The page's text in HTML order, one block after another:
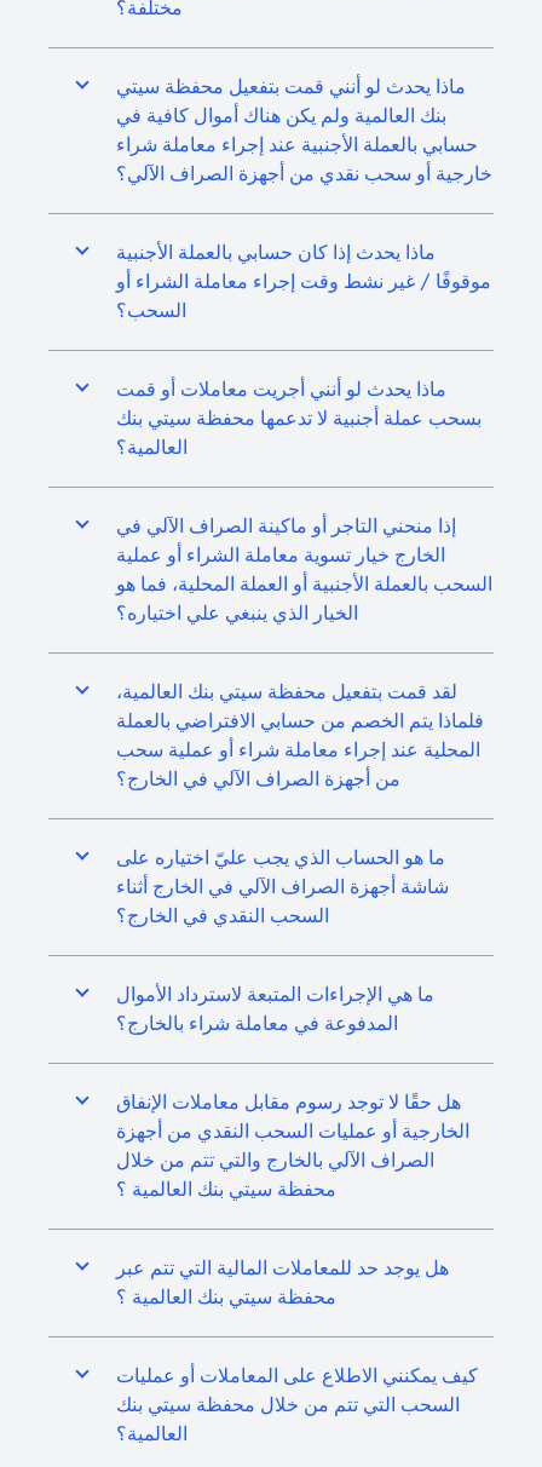
مختلفة؟
ماذا يحدث لو أنني قمت بتفعيل محفظة سيتي
بنك العالمية ولم يكن هناك أموال كافية في
حسابي بالعملة الأجنبية عند إجراء معاملة شراء
خارجية أو سحب نقدي من أجهزة الصراف الآلي؟
ماذا يحدث إذا كان حسابي بالعملة الأجنبية
موقوفًا / غير نشط وقت إجراء معاملة الشراء أو
السحب؟
ماذا يحدث لو أنني أجريت معاملات أو قمت
بسحب عملة أجنبية لا تدعمها محفظة سيتي بنك
العالمية؟
إذا منحني التاجر أو ماكينة الصراف الآلي في
الخارج خيار تسوية معاملة الشراء أو عملية
السحب بالعملة الأجنبية أو العملة المحلية، فما هو
الخيار الذي ينبغي علي اختياره؟
لقد قمت بتفعيل محفظة سيتي بنك العالمية،
فلماذا يتم الخصم من حسابي الافتراضي بالعملة
المحلية عند إجراء معاملة شراء أو عملية سحب
من أجهزة الصراف الآلي في الخارج؟
ما هو الحساب الذي يجب عليّ اختياره على
شاشة أجهزة الصراف الآلي في الخارج أثناء
السحب النقدي في الخارج؟
ما هي الإجراءات المتبعة لاسترداد الأموال
المدفوعة في معاملة شراء بالخارج؟
هل حقًا لا توجد رسوم مقابل معاملات الإنفاق
الخارجية أو عمليات السحب النقدي من أجهزة
الصراف الآلي بالخارج والتي تتم من خلال
محفظة سيتي بنك العالمية ؟
هل يوجد حد للمعاملات المالية التي تتم عبر
محفظة سيتي بنك العالمية ؟
كيف يمكنني الاطلاع على المعاملات أو عمليات
السحب التي تتم من خلال محفظة سيتي بنك
العالمية؟